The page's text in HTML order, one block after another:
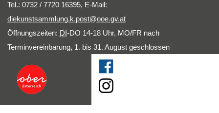
Tel.: 0732 / 7720 16395, E-Mail:
diekunstsammlung.k.post@ooe.gv.at
Öffnungszeiten: DI-DO 14-18 Uhr, MO/FR nach
Terminvereinbarung, 1. bis 31. August geschlossen